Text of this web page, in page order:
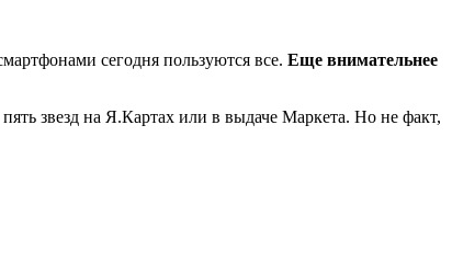
сегодня пользуются все. Еще внимательнее
звезд на Я.Картах или в выдаче Маркета. Но не факт,